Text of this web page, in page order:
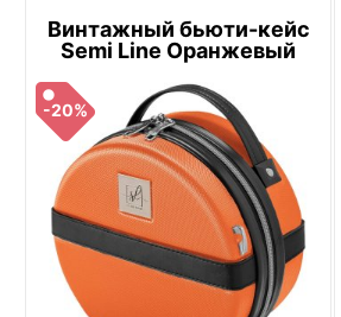
Винтажный бьюти-кейс
Semi Line Оранжевый
-20%